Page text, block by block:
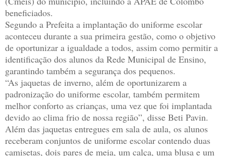
beneficiados.
Segundo a Prefeita a implantação do uniforme escolar
aconteceu durante a sua primeira gestão, como o objetivo
de oportunizar a igualdade a todos, assim como permitir a
identificação dos alunos da Rede Municipal de Ensino,
garantindo também a segurança dos pequenos.
“As jaquetas de inverno, além de oportunizarem a
padronização do uniforme escolar, também permitem
melhor conforto as crianças, uma vez que foi implantada
devido ao clima frio de nossa região”, disse Beti Pavin.
Além das jaquetas entregues em sala de aula, os alunos
receberam conjuntos de uniforme escolar contendo duas
camisetas, dois pares de meia, um calça, uma blusa e um